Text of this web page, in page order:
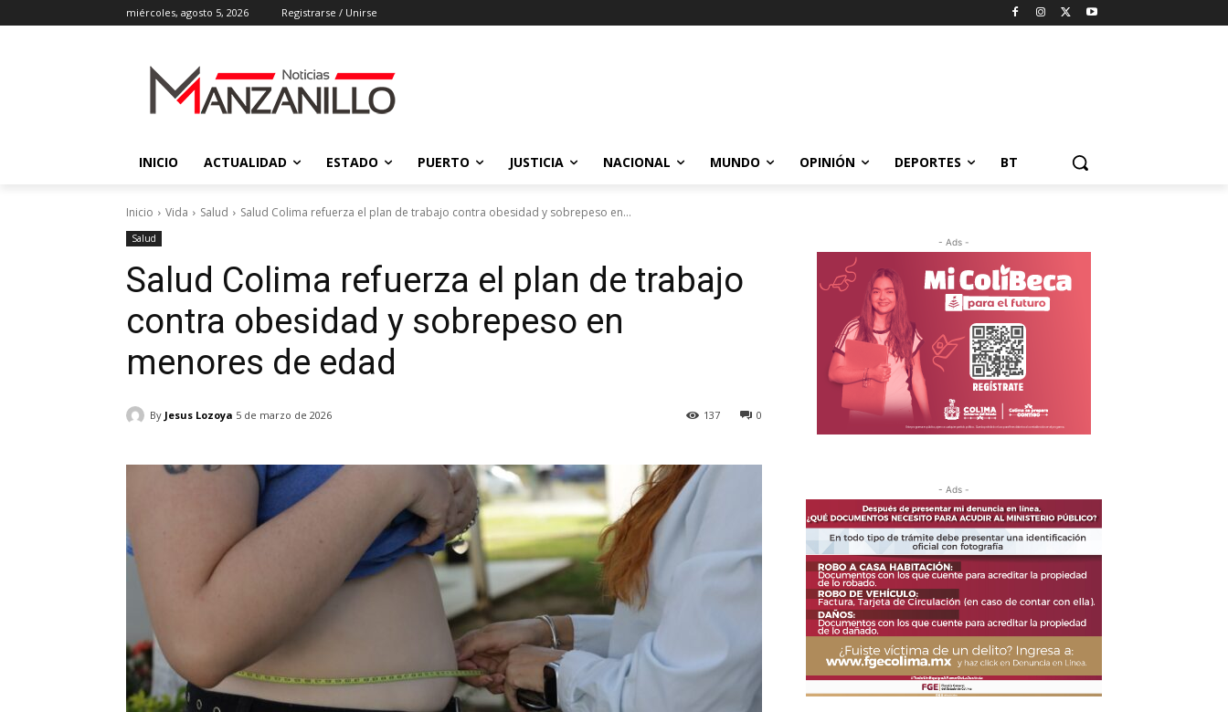
miércoles, agosto 5, 2026 Registrarse / Unirse
INICIO ACTUALIDAD ESTADO PUERTO JUSTICIA NACIONAL MUNDO OPINIÓN DEPORTES BT
Inicio Vida Salud Salud Colima refuerza el plan de trabajo contra obesidad y sobrepeso en...
Salud
Salud Colima refuerza el plan de trabajo
contra obesidad y sobrepeso en
menores de edad
By Jesus Lozoya 5 de marzo de 2026 0
137
- Ads -
- Ads -